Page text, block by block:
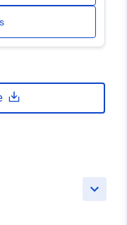
keyboard_arrow_down